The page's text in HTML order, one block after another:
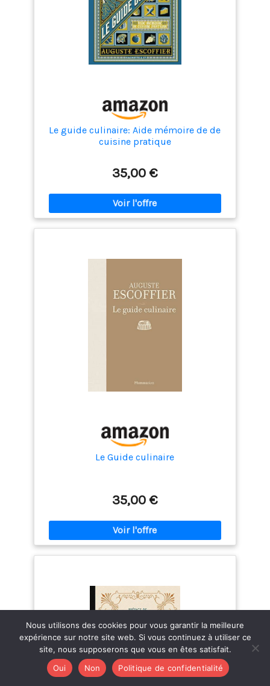
Le guide culinaire: Aide mémoire de de
cuisine pratique
35,00 €
Le Guide culinaire
35,00 €
Nous utilisons des cookies pour vous garantir la meilleure
expérience sur notre site web. Si vous continuez à utiliser ce
site, nous supposerons que vous en êtes satisfait.
Oui
Non Politique de confidentialité